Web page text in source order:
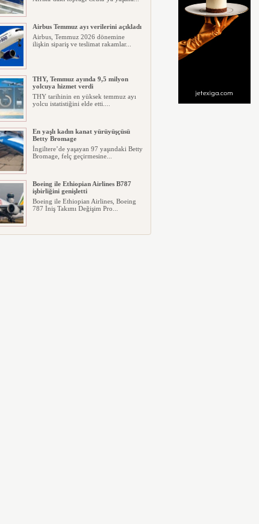
Airbus Temmuz ayı verilerini açıkladı
Airbus, Temmuz 2026 dönemine
ilişkin sipariş ve teslimat rakamlar...
THY, Temmuz ayında 9,5 milyon
yolcuya hizmet verdi
THY tarihinin en yüksek temmuz ayı
yolcu istatistiğini elde etti....
En yaşlı kadın kanat yürüyüşçüsü
Betty Bromage
İngiltere’de yaşayan 97 yaşındaki Betty
Bromage, felç geçirmesine...
Boeing ile Ethiopian Airlines B787
işbirliğini genişletti
Boeing ile Ethiopian Airlines, Boeing
787 İniş Takımı Değişim Pro...
A319 orman yangınlarında